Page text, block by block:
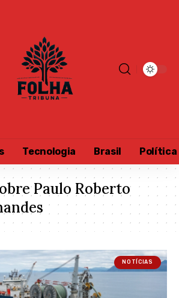
Tecnologia Brasil Política
Paulo Roberto
NOTÍCIAS